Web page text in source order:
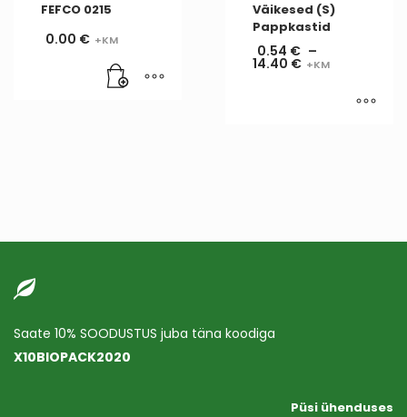
FEFCO 0215
0.00 €
Väikesed (S)
Pappkastid
0.54 € –
14.40 €
Saate 10% SOODUSTUS juba täna koodiga
X10BIOPACK2020
Püsi ühenduses